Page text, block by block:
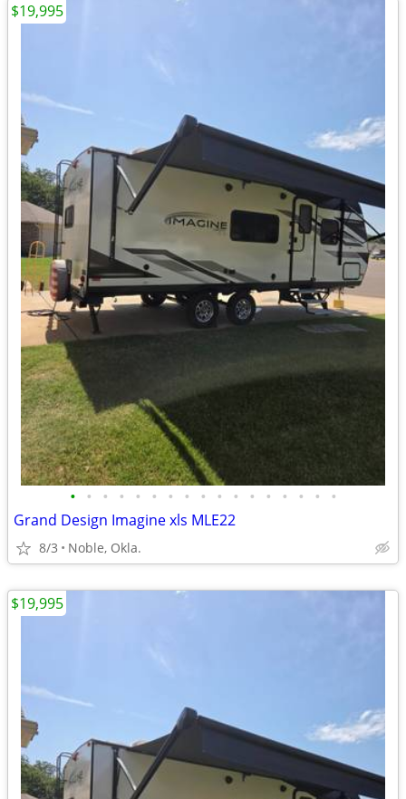
• • • • • • • • • • • • • • • • •
Grand Design Imagine xls MLE22
8/3 Noble, Okla.
$19,995
$19,995